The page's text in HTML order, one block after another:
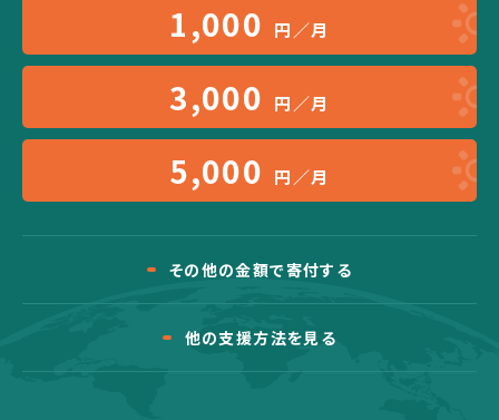
1,000 円／月
3,000 円／月
5,000 円／月
その他の金額で寄付する
他の支援方法を見る